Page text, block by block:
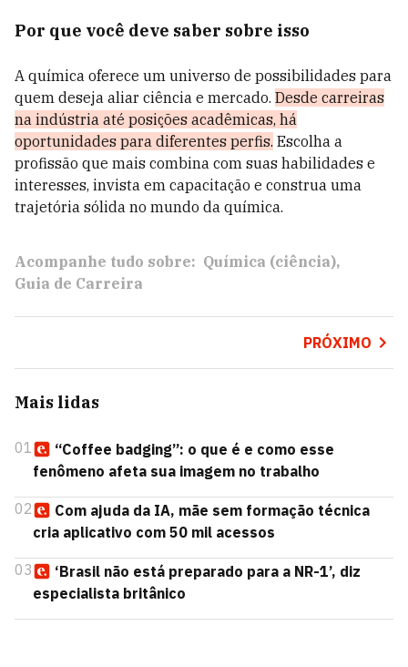
Por que você deve saber sobre isso
A química oferece um universo de possibilidades para
quem deseja aliar ciência e mercado. Desde carreiras
na indústria até posições acadêmicas, há
oportunidades para diferentes perfis. Escolha a
profissão que mais combina com suas habilidades e
interesses, invista em capacitação e construa uma
trajetória sólida no mundo da química.
Acompanhe tudo sobre: Química (ciência)
Guia de Carreira
PRÓXIMO
Mais lidas
01
“Coffee badging”: o que é e como esse
fenômeno afeta sua imagem no trabalho
02
Com ajuda da IA, mãe sem formação técnica
cria aplicativo com 50 mil acessos
03
‘Brasil não está preparado para a NR-1’, diz
especialista britânico